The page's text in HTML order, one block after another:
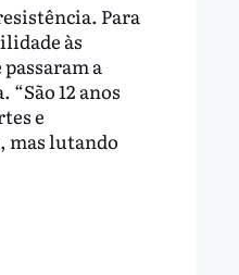
Para
às
a
12 anos
e
mas lutando